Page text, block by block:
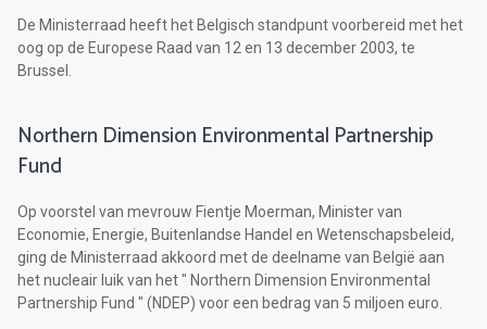
De Ministerraad heeft het Belgisch standpunt voorbereid met het
oog op de Europese Raad van 12 en 13 december 2003, te
Brussel.
Northern Dimension Environmental Partnership
Fund
Op voorstel van mevrouw Fientje Moerman, Minister van
Economie, Energie, Buitenlandse Handel en Wetenschapsbeleid,
ging de Ministerraad akkoord met de deelname van België aan
het nucleair luik van het " Northern Dimension Environmental
Partnership Fund " (NDEP) voor een bedrag van 5 miljoen euro.